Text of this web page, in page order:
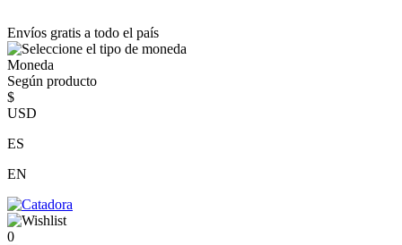
Envíos gratis a todo el país
Moneda
Según producto
$
USD
ES
EN
0